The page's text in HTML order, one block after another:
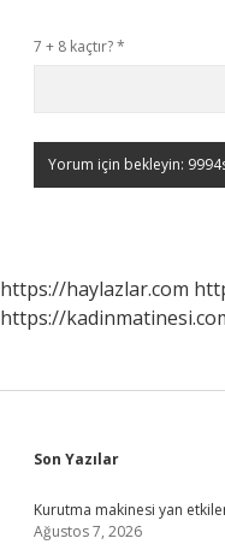
7 + 8 kaçtır?*
https://haylazlar.com
https://
Sidebar
Son Yazılar
Kurutma makinesi yan
Ağustos 7, 2026